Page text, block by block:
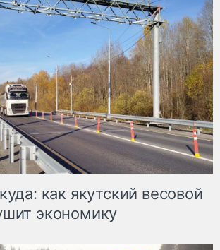
как якутский весовой
экономику